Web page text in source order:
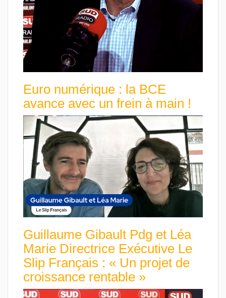
Euro numérique : la BCE
avance avec un frein à main !
Guillaume Gibault Pdg et Léa
Marie Directrice Exécutive Le
Slip Français : « Un projet de
croissance rentable »